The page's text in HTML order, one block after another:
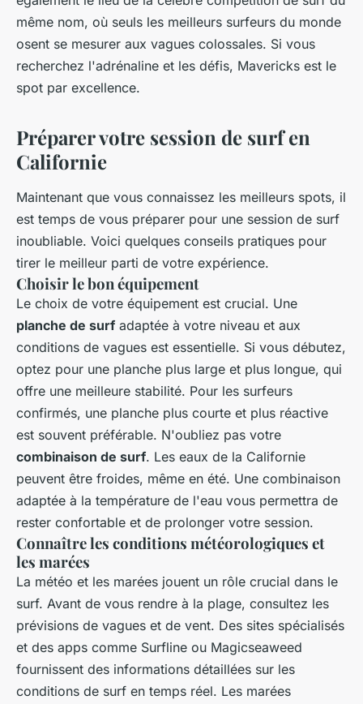
même nom, où seuls les meilleurs surfeurs du monde
osent se mesurer aux vagues colossales. Si vous
recherchez l'adrénaline et les défis, Mavericks est le
spot par excellence.
Préparer votre session de surf en
Californie
Maintenant que vous connaissez les meilleurs spots, il
est temps de vous préparer pour une session de surf
inoubliable. Voici quelques conseils pratiques pour
tirer le meilleur parti de votre expérience.
Choisir le bon équipement
Le choix de votre équipement est crucial. Une
planche de surf adaptée à votre niveau et aux
conditions de vagues est essentielle. Si vous débutez,
optez pour une planche plus large et plus longue, qui
offre une meilleure stabilité. Pour les surfeurs
confirmés, une planche plus courte et plus réactive
est souvent préférable. N'oubliez pas votre
combinaison de surf. Les eaux de la Californie
peuvent être froides, même en été. Une combinaison
adaptée à la température de l'eau vous permettra de
rester confortable et de prolonger votre session.
Connaître les conditions météorologiques et
les marées
La météo et les marées jouent un rôle crucial dans le
surf. Avant de vous rendre à la plage, consultez les
prévisions de vagues et de vent. Des sites spécialisés
et des apps comme Surfline ou Magicseaweed
fournissent des informations détaillées sur les
conditions de surf en temps réel. Les marées